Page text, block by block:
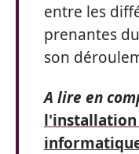
entre les
prenantes
son
A lire en
l'installation